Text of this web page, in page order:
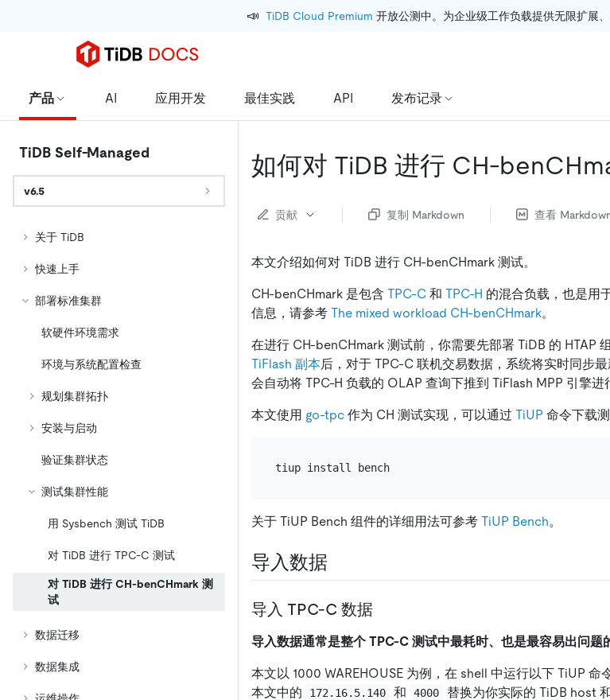
📣 TiDB Cloud Premium 开放公测中。为企业级工作负载提供无限扩展
产品 AI 应用开发 最佳实践 API 发布记录
TiDB Self-Managed
v6.5
关于 TiDB
快速上手
部署标准集群
软硬件环境需求
环境与系统配置检查
规划集群拓扑
安装与启动
验证集群状态
测试集群性能
用 Sysbench 测试 TiDB
对 TiDB 进行 TPC-C 测试
对 TiDB 进行 CH-benCHmark 测
试
数据迁移
数据集成
如何对 TiDB 进行 CH-
贡献 复制 Markdown 查看
本文介绍如何对 TiDB 进行 CH-benCHmark 测试。
CH-benCHmark 是包含 TPC-C 和 TPC-H 的混合负载，也是用
信息，请参考 The mixed workload CH-benCHmark。
在进行 CH-benCHmark 测试前，你需要先部署 TiDB 的 HTAP
TiFlash 副本后，对于 TPC-C 联机交易数据，系统将实时同步
会自动将 TPC-H 负载的 OLAP 查询下推到 TiFlash MPP 引擎进
本文使用 go-tpc 作为 CH 测试实现，可以通过 TiUP 命令下载
tiup install bench
关于 TiUP Bench 组件的详细用法可参考 TiUP Bench。
导入数据
导入 TPC-C 数据
导入数据通常是整个 TPC-C 测试中最耗时、也是最容易出问题
本文以 1000 WAREHOUSE 为例，在 shell 中运行以下 TiUP
本文中的
172.16.5.140 和 4000 替换为你实际的 TiDB host